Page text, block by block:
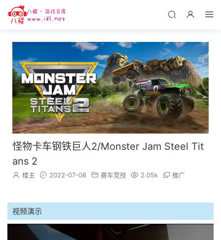
怪物卡车钢铁巨人2/Monster Jam Steel Tit
ans 2
楼主 2022-07-08 赛车竞技 2.05k 推广
视频演示